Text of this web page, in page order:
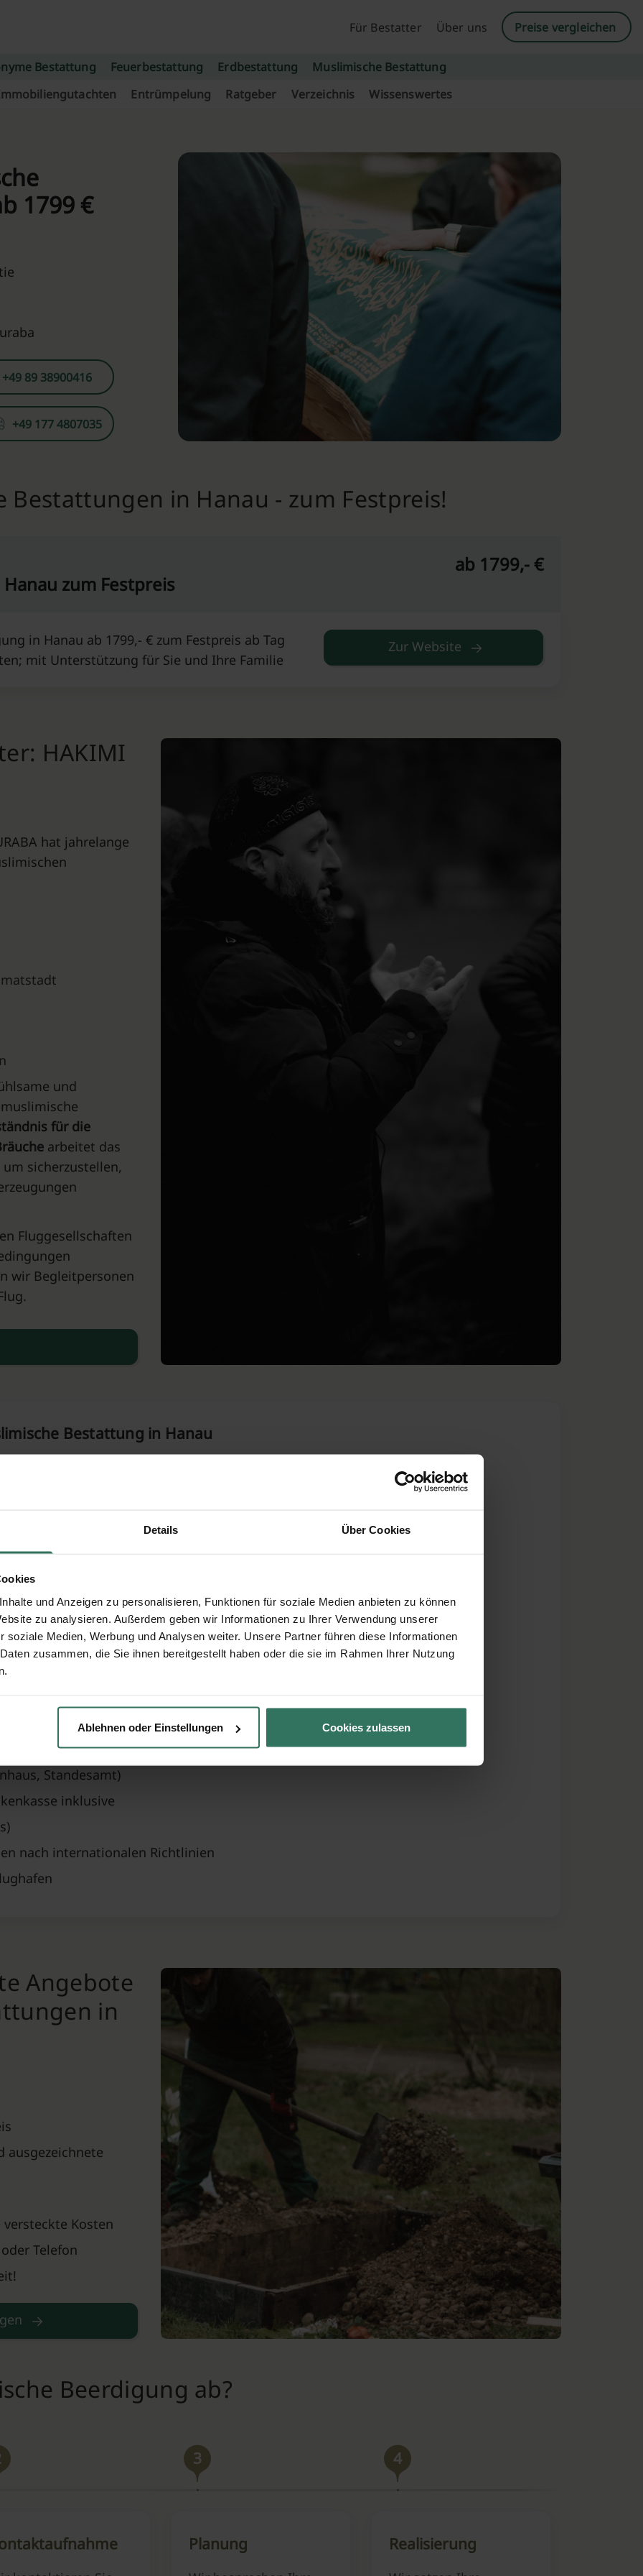
Details Über Cookies
und Anzeigen zu personalisieren, Funktionen für soziale Medien anbieten zu können
zu analysieren. Außerdem geben wir Informationen zu Ihrer Verwendung unserer
soziale Medien, Werbung und Analysen weiter. Unsere Partner führen diese Informationen
zusammen, die Sie ihnen bereitgestellt haben oder die sie im Rahmen Ihrer Nutzung
Ablehnen oder Einstellungen Cookies zulassen
Für Bestatter
Über uns Preise vergleichen
Bestattung Feuerbestattung Erdbestattung
Muslimische Bestattung
Entrümpelung Ratgeber Verzeichnis Wissenswertes
1799 €
+49 89 38900416
+49 177 4807035
Bestattungen in Hanau - zum Festpreis!
zum Festpreis
ab 1799,- €
in Hanau ab 1799,- € zum Festpreis ab Tag
mit Unterstützung für Sie und Ihre Familie
Zur Website
HAKIMI
hat jahrelange
und
für die
arbeitet das
sicherzustellen,
Fluggesellschaften
wir Begleitpersonen
Bestattung in Hanau
Friedhöfen
der/des Verstorbenen
nach Friedhof möglich
islamischen Regeln
Standesamt)
inklusive
nach internationalen Richtlinien
Angebote
in
ausgezeichnete
Kosten
Telefon
Beerdigung ab?
3
Planung
4
Realisierung